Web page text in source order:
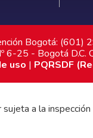
Bogotá: (601)
6-25 - Bogotá D.C.
uso | PQRSDF
a la